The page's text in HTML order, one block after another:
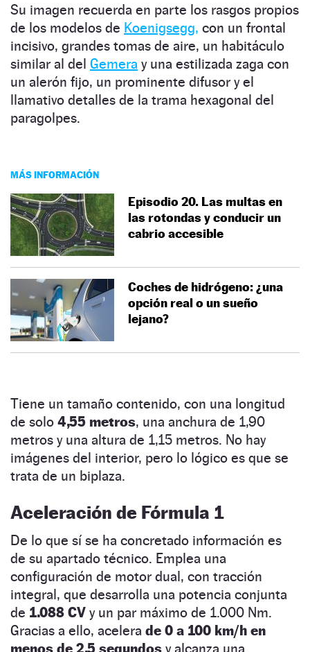
Su imagen recuerda en parte los rasgos propios
de los modelos de Koenigsegg, con un frontal
incisivo, grandes tomas de aire, un habitáculo
similar al del Gemera y una estilizada zaga con
un alerón fijo, un prominente difusor y el
llamativo detalles de la trama hexagonal del
paragolpes.
MÁS INFORMACIÓN
Episodio 20. Las multas en
las rotondas y conducir un
cabrio accesible
Coches de hidrógeno: ¿una
opción real o un sueño
lejano?
Tiene un tamaño contenido, con una longitud
de solo 4,55 metros, una anchura de 1,90
metros y una altura de 1,15 metros. No hay
imágenes del interior, pero lo lógico es que se
trata de un biplaza.
Aceleración de Fórmula 1
De lo que sí se ha concretado información es
de su apartado técnico. Emplea una
configuración de motor dual, con tracción
integral, que desarrolla una potencia conjunta
de 1.088 CV y un par máximo de 1.000 Nm.
Gracias a ello, acelera de 0 a 100 km/h en
menos de 2,5 segundos y alcanza una